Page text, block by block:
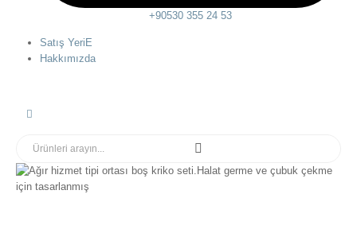
+90530 355 24 53
Satış YeriE
Hakkımızda